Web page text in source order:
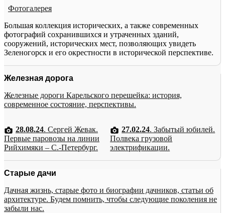
Фотогалерея
Большая коллекция исторических, а также современных
фотографий сохранившихся и утраченных зданий,
сооружений, исторических мест, позволяющих увидеть
Зеленогорск и его окрестности в исторической перспективе.
Железная дорога
Железные дороги Карельского перешейка: история,
современное состояние, перспективы.
28.08.24. Сергей Жевак.
Первые паровозы на линии
Рийхимяки – С.-Петербург.
27.02.24. Забытый юбилей.
Полвека грузовой
электрификации.
Старые дачи
Дачная жизнь, старые фото и биографии дачников, статьи об
архитектуре. Будем помнить, чтобы следующие поколения не
забыли нас.